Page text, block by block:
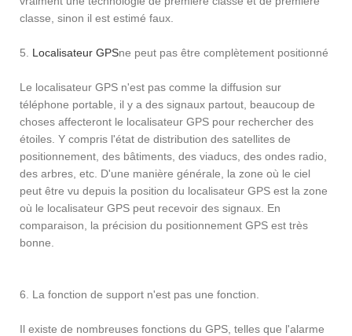
classe, sinon il est estimé faux.
5. Localisateur GPSne peut pas être complètement positionné
Le localisateur GPS n'est pas comme la diffusion sur
téléphone portable, il y a des signaux partout, beaucoup de
choses affecteront le localisateur GPS pour rechercher des
étoiles. Y compris l'état de distribution des satellites de
positionnement, des bâtiments, des viaducs, des ondes radio,
des arbres, etc. D'une manière générale, la zone où le ciel
peut être vu depuis la position du localisateur GPS est la zone
où le localisateur GPS peut recevoir des signaux. En
comparaison, la précision du positionnement GPS est très
bonne.
6. La fonction de support n'est pas une fonction.
Il existe de nombreuses fonctions du GPS, telles que l'alarme